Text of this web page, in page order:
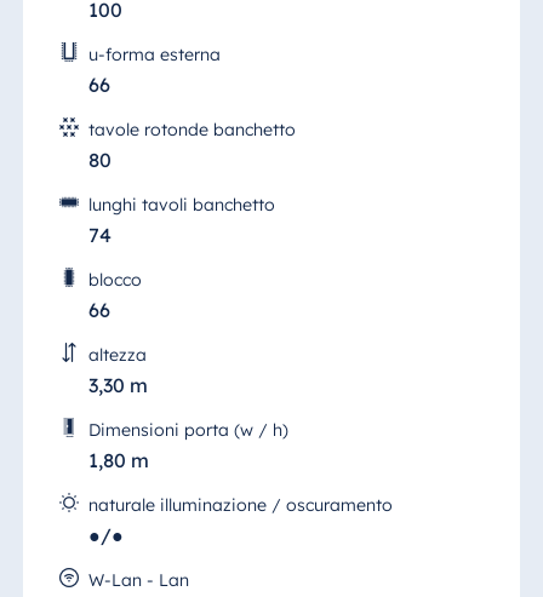
100
u-forma esterna
66
tavole rotonde banchetto
80
lunghi tavoli banchetto
74
blocco
66
altezza
3,30 m
Dimensioni porta (w / h)
1,80 m
naturale illuminazione / oscuramento
●/●
W-Lan - Lan